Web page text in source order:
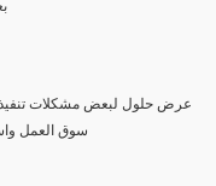
عرض حلول لبعض مشكلات تنفيذ
سوق العمل